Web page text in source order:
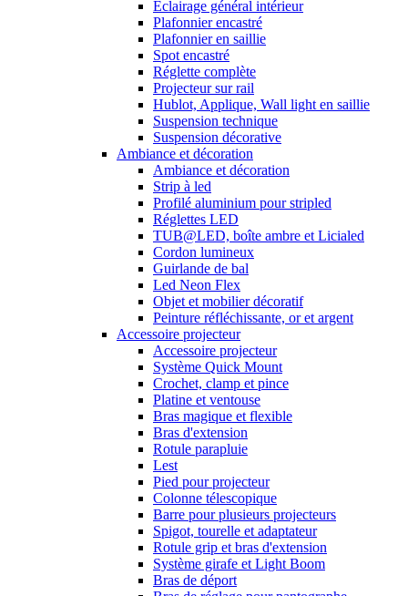
Eclairage général intérieur
Plafonnier encastré
Plafonnier en saillie
Spot encastré
Réglette complète
Projecteur sur rail
Hublot, Applique, Wall light en saillie
Suspension technique
Suspension décorative
Ambiance et décoration
Ambiance et décoration
Strip à led
Profilé aluminium pour stripled
Réglettes LED
TUB@LED, boîte ambre et Licialed
Cordon lumineux
Guirlande de bal
Led Neon Flex
Objet et mobilier décoratif
Peinture réfléchissante, or et argent
Accessoire projecteur
Accessoire projecteur
Système Quick Mount
Crochet, clamp et pince
Platine et ventouse
Bras magique et flexible
Bras d'extension
Rotule parapluie
Lest
Pied pour projecteur
Colonne télescopique
Barre pour plusieurs projecteurs
Spigot, tourelle et adaptateur
Rotule grip et bras d'extension
Système girafe et Light Boom
Bras de déport